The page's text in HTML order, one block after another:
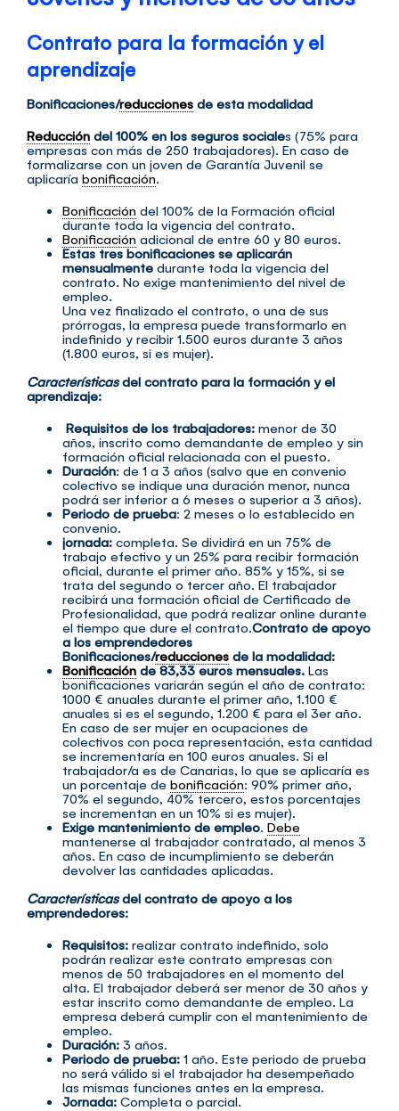
Contrato para la formación y el
aprendizaje
Bonificaciones/reducciones de esta modalidad
Reducción del 100% en los seguros sociales (75% para
empresas con más de 250 trabajadores). En caso de
formalizarse con un joven de Garantía Juvenil se
aplicaría bonificación.
Bonificación del 100% de la Formación oficial
durante toda la vigencia del contrato.
Bonificación adicional de entre 60 y 80 euros.
Estas tres bonificaciones se aplicarán
mensualmente durante toda la vigencia del
contrato. No exige mantenimiento del nivel de
empleo.
Una vez finalizado el contrato, o una de sus
prórrogas, la empresa puede transformarlo en
indefinido y recibir 1.500 euros durante 3 años
(1.800 euros, si es mujer).
Característicasdel contrato para la formación y el
aprendizaje:
Requisitos de los trabajadores: menor de 30
años, inscrito como demandante de empleo y sin
formación oficial relacionada con el puesto.
Duración: de 1 a 3 años (salvo que en convenio
colectivo se indique una duración menor, nunca
podrá ser inferior a 6 meses o superior a 3 años).
Periodo de prueba: 2 meses o lo establecido en
convenio.
jornada: completa. Se dividirá en un 75% de
trabajo efectivo y un 25% para recibir formación
oficial, durante el primer año. 85% y 15%, si se
trata del segundo o tercer año. El trabajador
recibirá una formación oficial de Certificado de
Profesionalidad, que podrá realizar online durante
el tiempo que dure el contrato.Contrato de apoyo
a los emprendedores
Bonificaciones/reducciones de la modalidad:
Bonificación de 83,33 euros mensuales. Las
bonificaciones variarán según el año de contrato:
1000 € anuales durante el primer año, 1.100 €
anuales si es el segundo, 1.200 € para el 3er año.
En caso de ser mujer en ocupaciones de
colectivos con poca representación, esta cantidad
se incrementaría en 100 euros anuales. Si el
trabajador/a es de Canarias, lo que se aplicaría es
un porcentaje de bonificación: 90% primer año,
70% el segundo, 40% tercero, estos porcentajes
se incrementan en un 10% si es mujer).
Exige mantenimiento de empleo. Debe
mantenerse al trabajador contratado, al menos 3
años. En caso de incumplimiento se deberán
devolver las cantidades aplicadas.
Características del contrato de apoyo a los
emprendedores:
Requisitos: realizar contrato indefinido, solo
podrán realizar este contrato empresas con
menos de 50 trabajadores en el momento del
alta. El trabajador deberá ser menor de 30 años y
estar inscrito como demandante de empleo. La
empresa deberá cumplir con el mantenimiento de
empleo.
Duración: 3 años.
Periodo de prueba: 1 año. Este periodo de prueba
no será válido si el trabajador ha desempeñado
las mismas funciones antes en la empresa.
Jornada: Completa o parcial.